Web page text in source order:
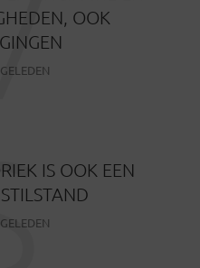
OOK
IS OOK EEN